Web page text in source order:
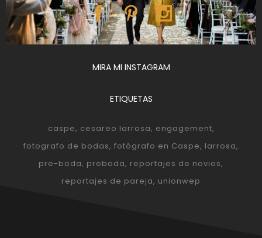
MIRA MI INSTAGRAM
ETIQUETAS
caspe cesareo larrosa engagement
fotografo de bodas fotógrafo en Caspe larrosa
pre-boda preboda reportajes de novios
reportajes de pareja unionwep